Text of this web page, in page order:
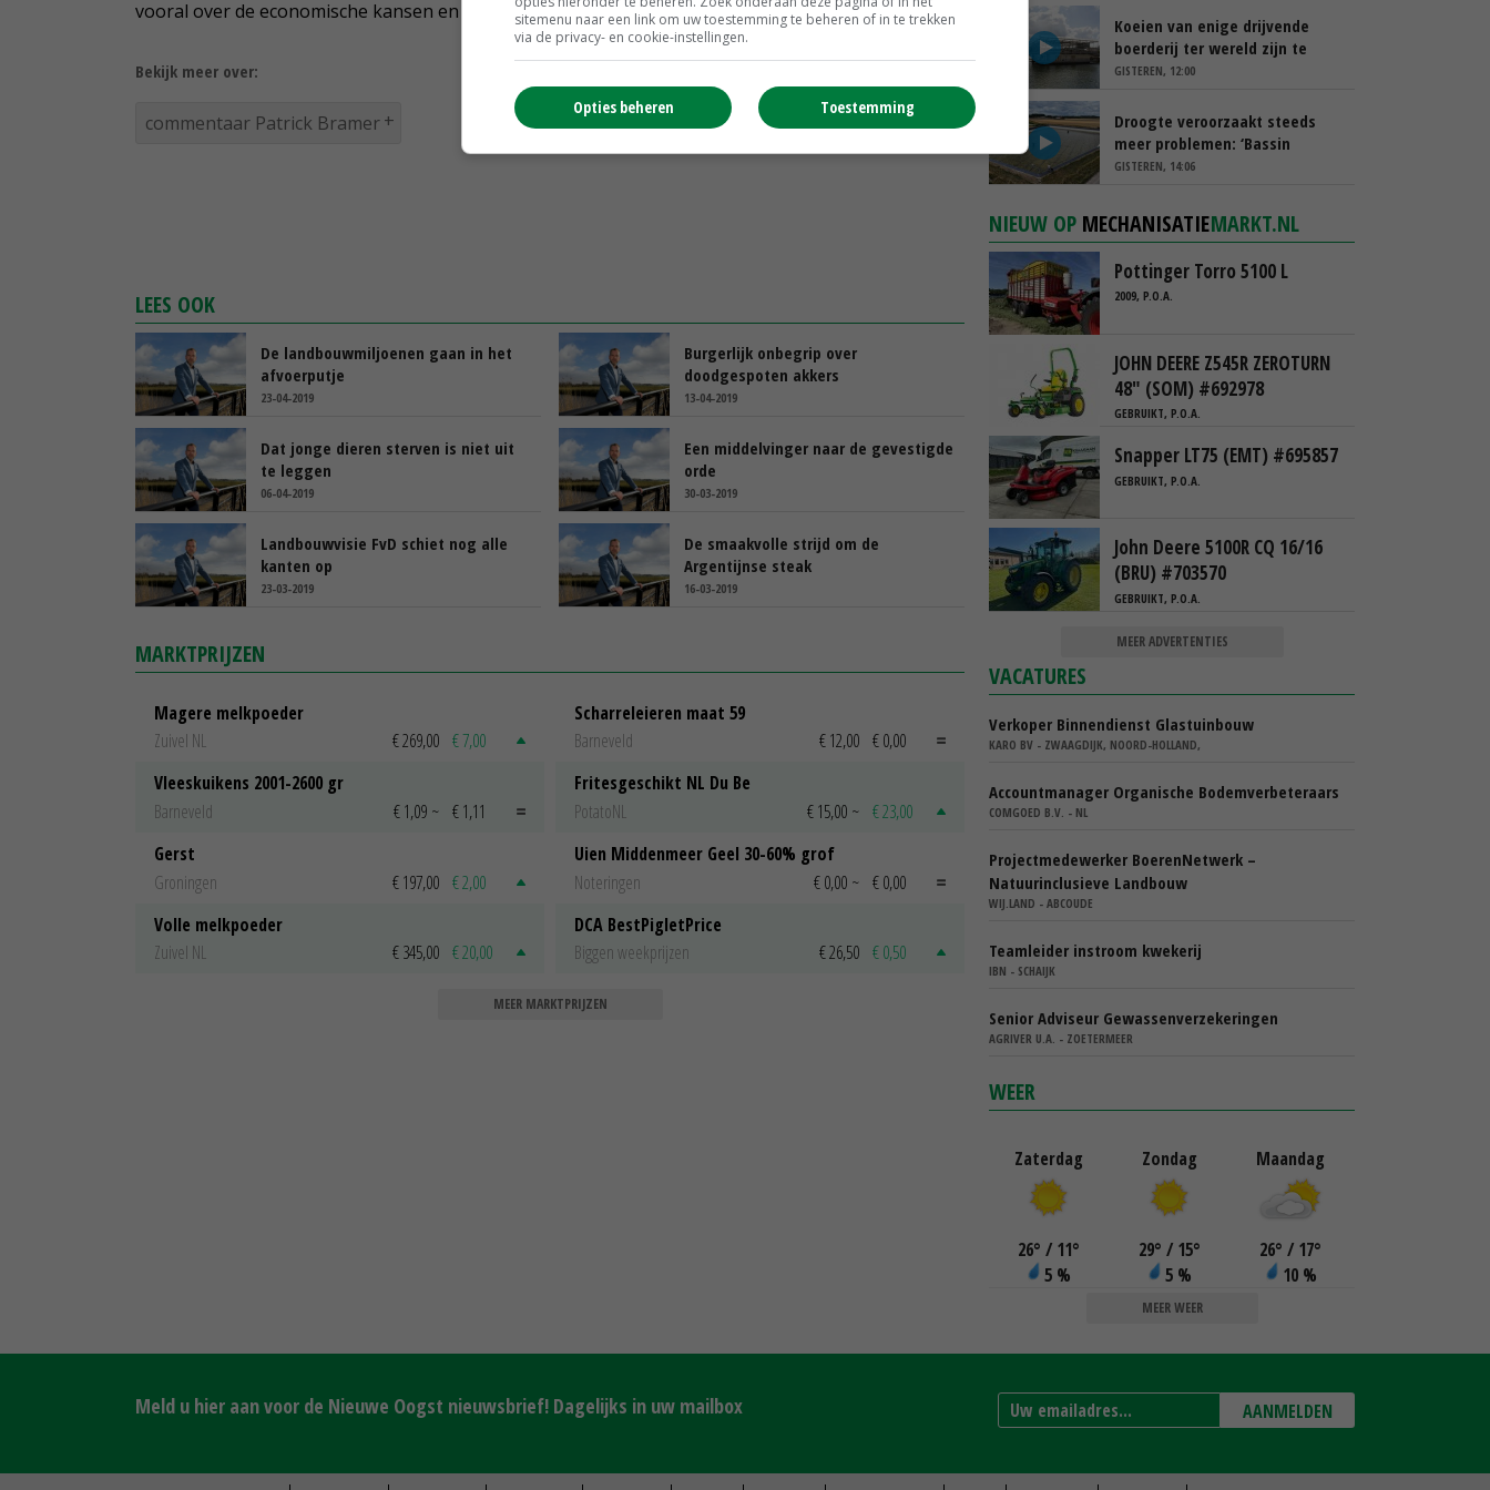
vooral over de economische kansen en teeltvoorwaarden.
Bekijk meer over:
commentaar Patrick Bramer
LEES OOK
De landbouwmiljoenen gaan in het
afvoerputje
23-04-2019
Burgerlijk onbegrip over
doodgespoten akkers
13-04-2019
Dat jonge dieren sterven is niet uit
te leggen
06-04-2019
Een middelvinger naar de gevestigde
orde
30-03-2019
Landbouwvisie FvD schiet nog alle
kanten op
23-03-2019
De smaakvolle strijd om de
Argentijnse steak
16-03-2019
MARKTPRIJZEN
Magere melkpoeder
Zuivel NL
€ 269,00 € 7,00
Vleeskuikens 2001-2600 gr
Barneveld
€ 1,09 ~ € 1,11
Gerst
Groningen
€ 197,00 € 2,00
Volle melkpoeder
Zuivel NL
€ 345,00 € 20,00
Scharreleieren maat 59
Barneveld
€ 12,00 € 0,00
Fritesgeschikt NL Du Be
PotatoNL
€ 15,00 ~ € 23,00
Uien Middenmeer Geel 30-60% grof
Noteringen
€ 0,00 ~ € 0,00
DCA BestPigletPrice
Biggen weekprijzen
€ 26,50 € 0,50
MEER MARKTPRIJZEN
Koeien van enige drijvende
boerderij ter wereld zijn te
koop
GISTEREN, 12:00
Droogte veroorzaakt steeds
meer problemen: ‘Bassin
afgelopen week al leeg’
GISTEREN, 14:06
NIEUW OP MECHANISATIEMARKT.NL
Pottinger Torro 5100 L
2009, P.O.A.
JOHN DEERE Z545R ZEROTURN
48" (SOM) #692978
GEBRUIKT, P.O.A.
Snapper LT75 (EMT) #695857
GEBRUIKT, P.O.A.
John Deere 5100R CQ 16/16
(BRU) #703570
GEBRUIKT, P.O.A.
MEER ADVERTENTIES
VACATURES
Verkoper Binnendienst Glastuinbouw
KARO BV - ZWAAGDIJK, NOORD-HOLLAND,
Accountmanager Organische Bodemverbeteraars
COMGOED B.V. - NL
Projectmedewerker BoerenNetwerk –
Natuurinclusieve Landbouw
WIJ.LAND - ABCOUDE
Teamleider instroom kwekerij
IBN - SCHAIJK
Senior Adviseur Gewassenverzekeringen
AGRIVER U.A. - ZOETERMEER
WEER
Zaterdag
26° / 11°
5 %
Zondag
29° / 15°
5 %
Maandag
26° / 17°
10 %
MEER WEER
Meld u hier aan voor de Nieuwe Oogst nieuwsbrief! Dagelijks in uw mailbox AANMELDEN
sitemenu naar een link om uw toestemming te beheren of in te trekken
via de privacy- en cookie-instellingen.
Toestemming
Opties beheren